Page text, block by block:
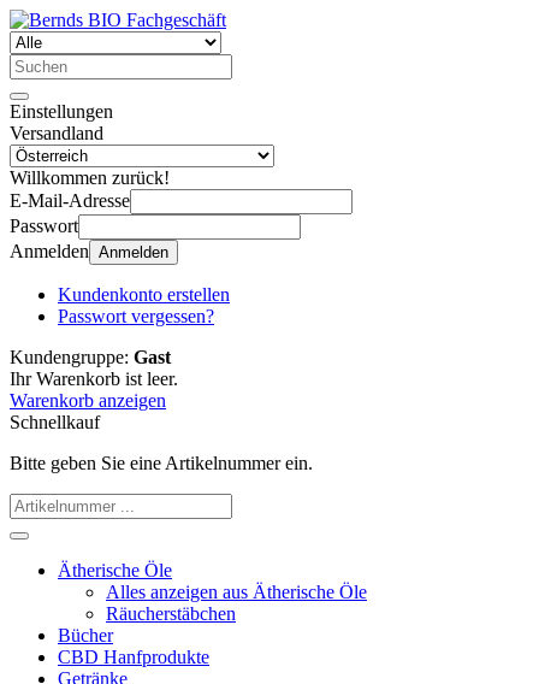
Einstellungen
Versandland
Willkommen zurück!
E-Mail-Adresse
Passwort
Anmelden Anmelden
Kundenkonto erstellen
Passwort vergessen?
Kundengruppe: Gast
Ihr Warenkorb ist leer.
Warenkorb anzeigen
Schnellkauf
Bitte geben Sie eine Artikelnummer ein.
Ätherische Öle
Alles anzeigen aus Ätherische Öle
Räucherstäbchen
Bücher
CBD Hanfprodukte
Getränke